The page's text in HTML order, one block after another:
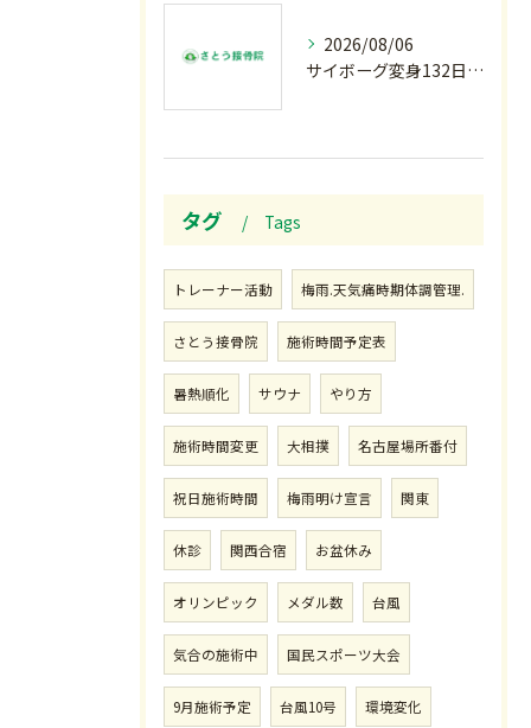
2026/08/06
サイボーグ変身132日目.お知らせ.和歌山.インターハイ.柔道開幕…木曜の朝〜
タグ Tags
トレーナー活動 梅雨.天気痛時期体調管理.
さとう接骨院 施術時間予定表
暑熱順化 サウナ やり方
施術時間変更 大相撲 名古屋場所番付
祝日施術時間 梅雨明け宣言 関東
休診 関西合宿 お盆休み
オリンピック メダル数 台風
気合の施術中 国民スポーツ大会
9月施術予定 台風10号 環境変化